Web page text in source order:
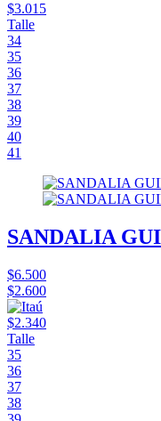
$3.015
Talle
34
35
36
37
38
39
40
41
SANDALIA
$6.500
$2.600
$2.340
Talle
35
36
37
38